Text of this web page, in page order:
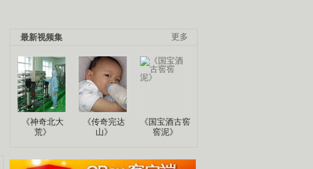
更多
最新视频集
《神奇北大
荒》
《传奇完达
山》
《国宝酒古窖
窖泥》